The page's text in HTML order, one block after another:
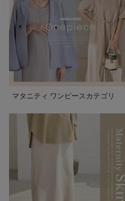
マタニティ ワンピースカテゴリ